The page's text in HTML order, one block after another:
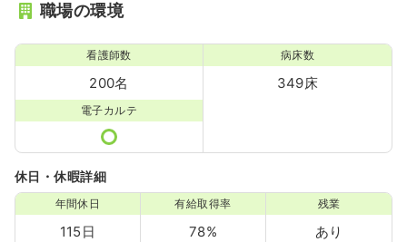
職場の環境
看護師数
200名
病床数
349床
電子カルテ
休日・休暇詳細
年間休日
115日
有給取得率
78%
残業
あり